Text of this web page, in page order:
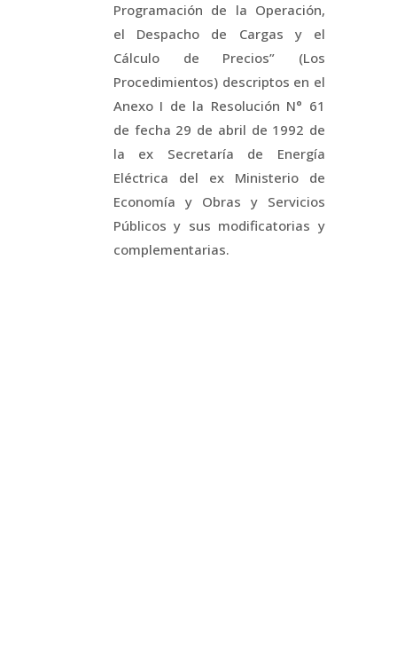
Programación de la Operación,
el Despacho de Cargas y el
Cálculo de Precios” (Los
Procedimientos) descriptos en el
Anexo I de la Resolución N° 61
de fecha 29 de abril de 1992 de
la ex Secretaría de Energía
Eléctrica del ex Ministerio de
Economía y Obras y Servicios
Públicos y sus modificatorias y
complementarias.